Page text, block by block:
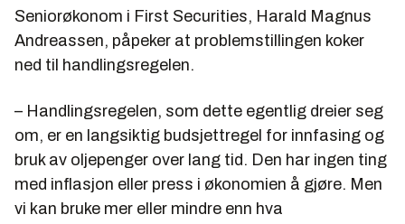
Seniorøkonom i First Securities, Harald Magnus
Andreassen, påpeker at problemstillingen koker
ned til handlingsregelen.
– Handlingsregelen, som dette egentlig dreier seg
om, er en langsiktig budsjettregel for innfasing og
bruk av oljepenger over lang tid. Den har ingen ting
med inflasjon eller press i økonomien å gjøre. Men
vi kan bruke mer eller mindre enn hva